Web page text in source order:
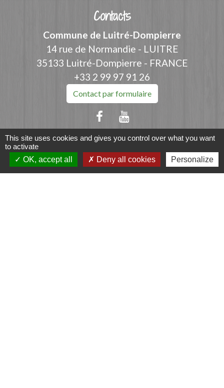
Contacts
Commune de Luitré-Dompierre
14 rue de Normandie - LUITRE
35133 Luitré-Dompierre - FRANCE
+33 2 99 97 91 26
Contact par formulaire
Liens
Fougères Agglomération
This site uses cookies and gives you control over what you want
to activate
OK, accept all
Deny all cookies Personalize